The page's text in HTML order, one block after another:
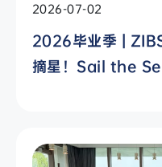
2026-07-02
2026毕业季 |
摘星！Sail the